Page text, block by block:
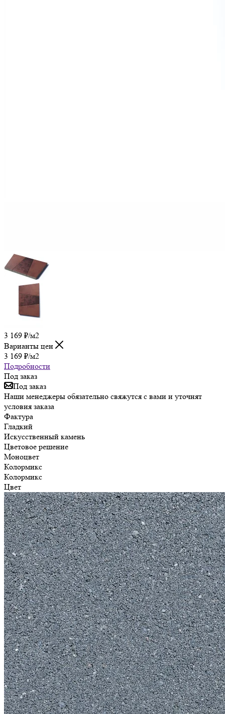
3 169 ₽/м2
Варианты цен
3 169 ₽/м2
Подробности
Под заказ
Под заказ
Наши менеджеры обязательно свяжутся с вами и уточнят
условия заказа
Фактура
Гладкий
Искусственный камень
Цветовое решение
Моноцвет
Колормикс
Колормикс
Цвет